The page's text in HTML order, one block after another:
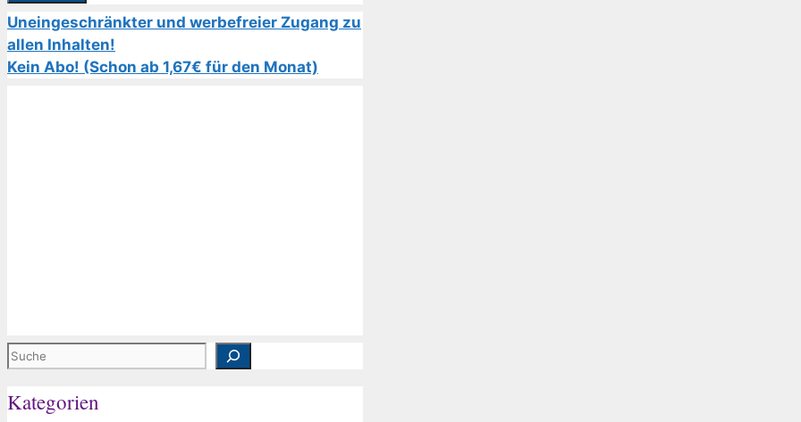
Uneingeschränkter und werbefreier Zugang zu
allen Inhalten!
Kein Abo! (Schon ab 1,67€ für den Monat)
Suchen
Kategorien